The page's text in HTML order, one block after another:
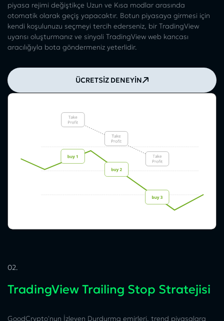
piyasa rejimi değiştikçe Uzun ve Kısa modlar arasında
otomatik olarak geçiş yapacaktır. Botun piyasaya girmesi için
kendi koşulunuzu seçmeyi tercih ederseniz, bir TradingView
uyarısı oluşturmanız ve sinyali TradingView web kancası
aracılığıyla bota göndermeniz yeterlidir.
ÜCRETSİZ DENEYİN
02.
TradingView Trailing Stop Stratejisi
GoodCrypto'nun İzleyen Durdurma emirleri, trend piyasalara